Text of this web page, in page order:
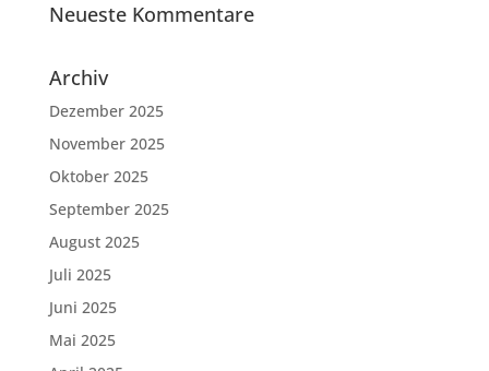
Neueste Kommentare
Archiv
Dezember 2025
November 2025
Oktober 2025
September 2025
August 2025
Juli 2025
Juni 2025
Mai 2025